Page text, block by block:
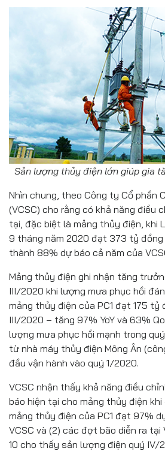
Sản lượng thủy điện lớn giúp gia
Nhìn chung, theo Công ty Cổ phần
(VCSC) cho rằng có khả năng điều
tại, đặc biệt là mảng thủy điện, khi
9 tháng năm 2020 đạt 373 tỷ đồng
thành 88% dự báo cả năm của
Mảng thủy điện ghi nhận tăng
III/2020 khi lượng mưa phục hồi
mảng thủy điện của PC1 đạt 175 tỷ
III/2020 – tăng 97% YoY và 63%
lượng mưa phục hồi mạnh trong
từ nhà máy thủy điện Mông Ân
đầu vận hành vào quý 1/2020.
VCSC nhận thấy khả năng điều
báo hiện tại cho mảng thủy điện khi
mảng thủy điện của PC1 đạt 97%
VCSC và (2) các đợt bão diễn ra
10 cho thấy sản lượng điện quý IV/